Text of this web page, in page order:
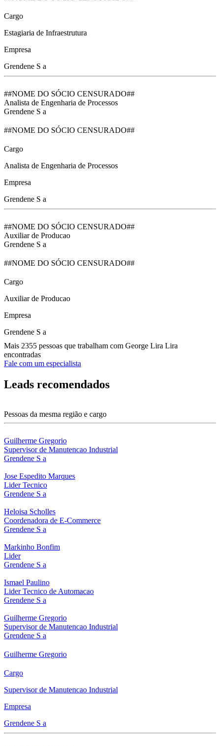
Cargo
Estagiaria de Infraestrutura
Empresa
Grendene S a
##NOME DO SÓCIO CENSURADO##
Analista de Engenharia de Processos
Grendene S a
##NOME DO SÓCIO CENSURADO##
Cargo
Analista de Engenharia de Processos
Empresa
Grendene S a
##NOME DO SÓCIO CENSURADO##
Auxiliar de Producao
Grendene S a
##NOME DO SÓCIO CENSURADO##
Cargo
Auxiliar de Producao
Empresa
Grendene S a
Mais 2355 pessoas que trabalham com George Lira Lira
encontradas
Fale com um especialista
Leads recomendados
Pessoas da mesma região e cargo
Guilherme Gregorio
Supervisor de Manutencao Industrial
Grendene S a
Jose Espedito Marques
Lider Tecnico
Grendene S a
Heloisa Scholles
Coordenadora de E-Commerce
Grendene S a
Markinho Bonfim
Lider
Grendene S a
Ismael Paulino
Lider Tecnico de Automacao
Grendene S a
Guilherme Gregorio
Supervisor de Manutencao Industrial
Grendene S a
Guilherme Gregorio
Cargo
Supervisor de Manutencao Industrial
Empresa
Grendene S a